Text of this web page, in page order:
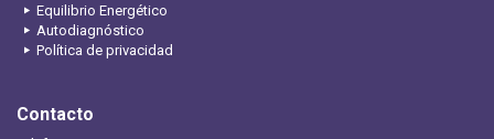
Equilibrio Energético
Autodiagnóstico
Política de privacidad
Contacto